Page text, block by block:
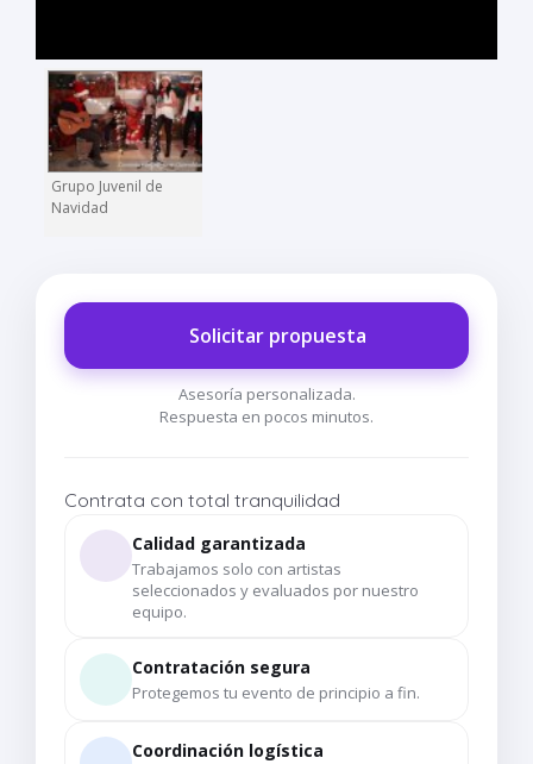
Grupo Juvenil de
Navidad
Solicitar propuesta
Asesoría personalizada.
Respuesta en pocos minutos.
Contrata con total tranquilidad
Calidad garantizada
Trabajamos solo con artistas
seleccionados y evaluados por nuestro
equipo.
Contratación segura
Protegemos tu evento de principio a fin.
Coordinación logística